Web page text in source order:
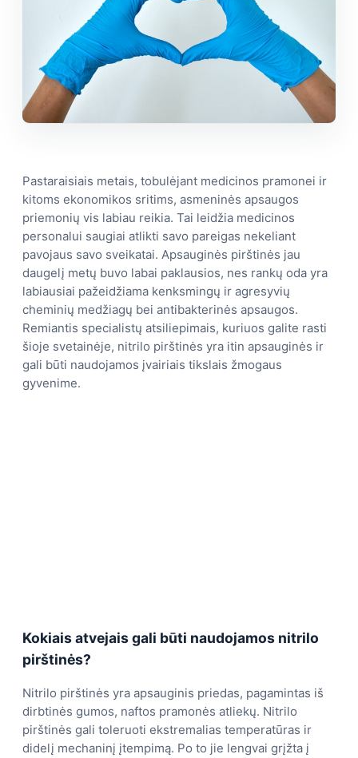
Pastaraisiais metais, tobulėjant medicinos pramonei ir
kitoms ekonomikos sritims, asmeninės apsaugos
priemonių vis labiau reikia. Tai leidžia medicinos
personalui saugiai atlikti savo pareigas nekeliant
pavojaus savo sveikatai. Apsauginės pirštinės jau
daugelį metų buvo labai paklausios, nes rankų oda yra
labiausiai pažeidžiama kenksmingų ir agresyvių
cheminių medžiagų bei antibakterinės apsaugos.
Remiantis specialistų atsiliepimais, kuriuos galite rasti
šioje svetainėje, nitrilo pirštinės yra itin apsauginės ir
gali būti naudojamos įvairiais tikslais žmogaus
gyvenime.
Kokiais atvejais gali būti naudojamos nitrilo
pirštinės?
Nitrilo pirštinės yra apsauginis priedas, pagamintas iš
dirbtinės gumos, naftos pramonės atliekų. Nitrilo
pirštinės gali toleruoti ekstremalias temperatūras ir
didelį mechaninį įtempimą. Po to jie lengvai grįžta į